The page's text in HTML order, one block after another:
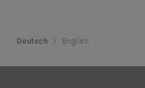
Deutsch / English